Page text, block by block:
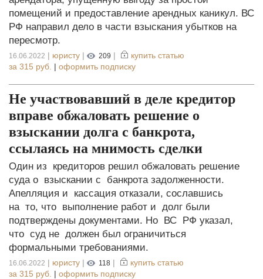
помещений и предоставление арендных каникул. ВС
РФ направил дело в части взыскания убытков на
пересмотр.
16.06.2022 | юристу | 209 |
купить статью
за 315 руб. | оформить подписку
Не участвовавший в деле кредитор
вправе обжаловать решение о
взыскании долга с банкрота,
ссылаясь на мнимость сделки
Один из кредиторов решил обжаловать решение
суда о взыскании с банкрота задолженности.
Апелляция и кассация отказали, сославшись
на то, что выполнение работ и долг были
подтверждены документами. Но ВС РФ указал,
что суд не должен был ограничиться
формальными требованиями.
16.06.2022 | юристу | 118 |
купить статью
за 315 руб. | оформить подписку